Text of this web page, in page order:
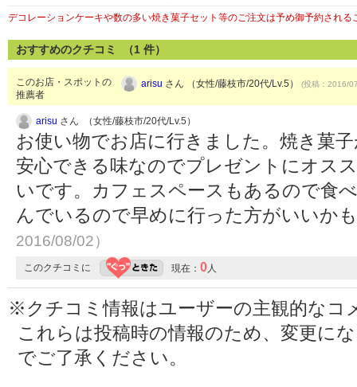
デコレーションケーキや数の多い焼き菓子セット等のご注文は予め御予約される
おすすめのクチコミ （1 件）
このお店・スポットの
推薦者
arisu さん （女性/藤枝市/20代/Lv.5） (投稿：2016/
arisu さん （女性/藤枝市/20代/Lv.5）
お使い物でお店に行きました。焼き菓
安心できる味なのでプレゼントにオス
いです。カフェスペースもあるので食
んでいるので早めに行った方がいいか
2016/08/02）
このクチコミに 現在： 0人
※クチコミ情報はユーザーの主観的なコ
これらは投稿時の情報のため、変更に
でご了承ください。